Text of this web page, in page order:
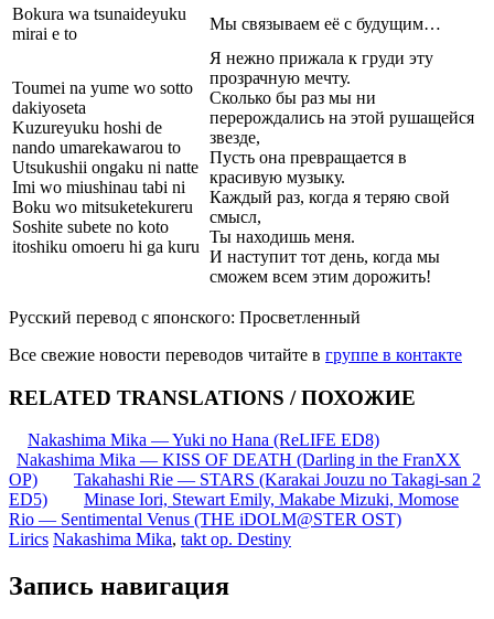
Bokura wa tsunaideyuku
mirai e to
Мы связываем её с будущим…
Toumei na yume wo sotto
dakiyoseta
Kuzureyuku hoshi de
nando umarekawarou to
Utsukushii ongaku ni natte
Imi wo miushinau tabi ni
Boku wo mitsuketekureru
Soshite subete no koto
itoshiku omoeru hi ga kuru
Я нежно прижала к груди эту
прозрачную мечту.
Сколько бы раз мы ни
перерождались на этой рушащейся
звезде,
Пусть она превращается в
красивую музыку.
Каждый раз, когда я теряю свой
смысл,
Ты находишь меня.
И наступит тот день, когда мы
сможем всем этим дорожить!
Русский перевод с японского: Просветленный
Все свежие новости переводов читайте в группе в контакте
RELATED TRANSLATIONS / ПОХОЖИЕ
Nakashima Mika — Yuki no Hana (ReLIFE ED8)
Nakashima Mika — KISS OF DEATH (Darling in the FranXX
OP)
Takahashi Rie — STARS (Karakai Jouzu no Takagi-san 2
ED5)
Minase Iori, Stewart Emily, Makabe Mizuki, Momose
Rio — Sentimental Venus (THE iDOLM@STER OST)
Lirics Nakashima Mika, takt op. Destiny
Запись навигация